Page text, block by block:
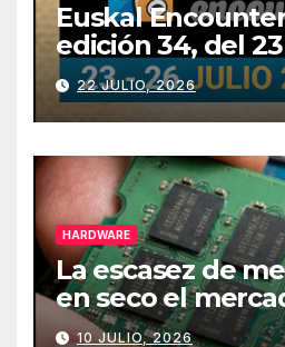
Euskal
edición 34, del
julio
22 JULIO, 2026
HARDWARE
La escasez de
en seco el
de PCs
10 JULIO, 2026